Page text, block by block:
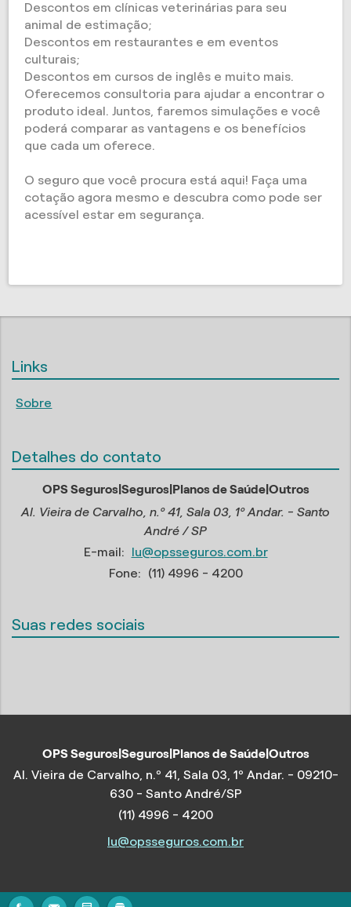
Descontos em clínicas veterinárias para seu
animal de estimação;
Descontos em restaurantes e em eventos
culturais;
Descontos em cursos de inglês e muito mais.
Oferecemos consultoria para ajudar a encontrar o
produto ideal. Juntos, faremos simulações e você
poderá comparar as vantagens e os benefícios
que cada um oferece.
O seguro que você procura está aqui! Faça uma
cotação agora mesmo e descubra como pode ser
acessível estar em segurança.
Links
Sobre
Detalhes do contato
OPS Seguros|Seguros|Planos de Saúde|Outros
Al. Vieira de Carvalho, n.º 41, Sala 03, 1º Andar. - Santo
André / SP
E-mail:
lu@opsseguros.com.br
Fone:
(11) 4996 - 4200
Suas redes sociais
OPS Seguros|Seguros|Planos de Saúde|Outros
Al. Vieira de Carvalho, n.º 41, Sala 03, 1º Andar. - 09210-
630 - Santo André/SP
(11) 4996 - 4200
lu@opsseguros.com.br